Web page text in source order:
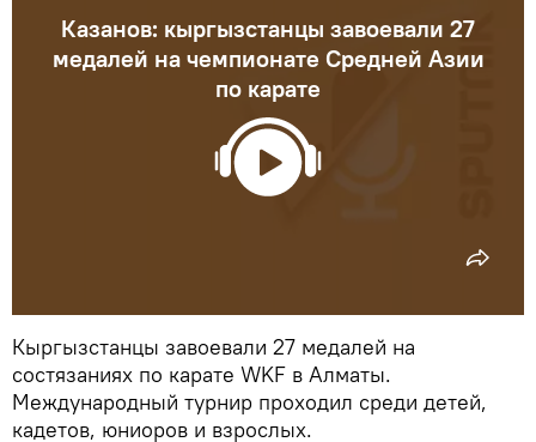
Казанов: кыргызстанцы завоевали 27
медалей на чемпионате Средней Азии
по карате
Кыргызстанцы завоевали 27 медалей на
состязаниях по карате WKF в Алматы.
Международный турнир проходил среди детей,
кадетов, юниоров и взрослых.